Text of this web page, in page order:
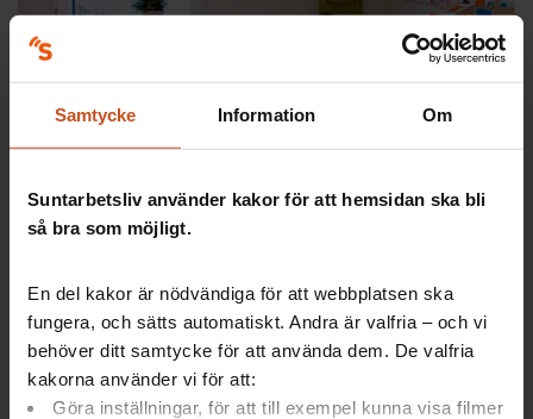
Samtycke Information Om
Suntarbetsliv använder kakor för att hemsidan ska bli
så bra som möjligt.
En del kakor är nödvändiga för att webbplatsen ska
fungera, och sätts automatiskt. Andra är valfria – och vi
behöver ditt samtycke för att använda dem. De valfria
kakorna använder vi för att:
Göra inställningar, för att till exempel kunna visa filmer
något som underlättat för personalen att stötta barnen på
rätt sätt – och dessutom gett dem en bättre arbetsmiljö.
Foto: Maija Oxelhag.